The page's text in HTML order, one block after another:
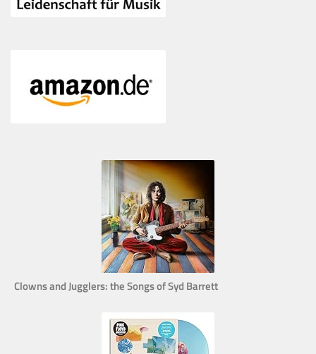
Clowns and Jugglers: the Songs of Syd Barrett